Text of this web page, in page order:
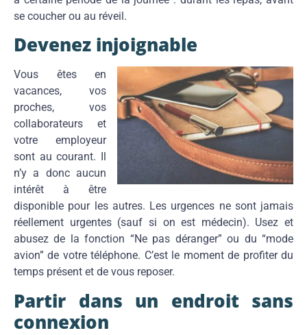
se coucher ou au réveil.
Devenez injoignable
Vous êtes en
vacances, vos
proches, vos
collaborateurs et
votre employeur
sont au courant. Il
n’y a donc aucun
intérêt à être
disponible pour les autres. Les urgences ne sont jamais
réellement urgentes (sauf si on est médecin). Usez et
abusez de la fonction “Ne pas déranger” ou du “mode
avion” de votre téléphone. C’est le moment de profiter du
temps présent et de vous reposer.
Partir dans un endroit sans
connexion